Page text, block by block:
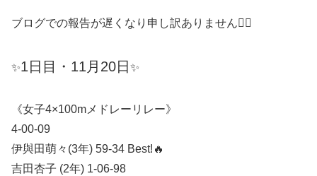
ブログでの報告が遅くなり申し訳ありません🙇‍♂️
✨1日目・11月20日 ✨
《女子4×100mメドレーリレー》
4-00-09
伊與田萌々(3年) 59-34 Best!🔥
吉田杏子 (2年) 1-06-98